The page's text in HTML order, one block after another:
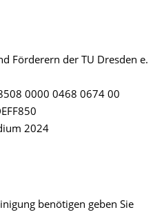
Förderern der TU Dresden e.
0468 0674 00
2024
benötigen geben Sie